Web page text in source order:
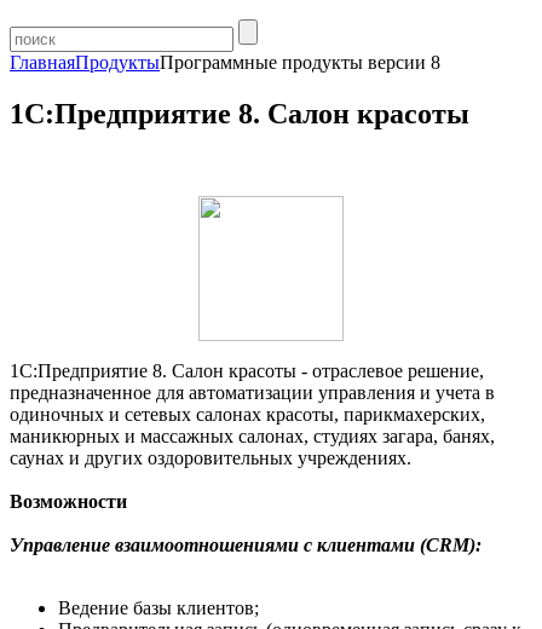
ГлавнаяПродуктыПрограммные продукты версии 8
1С:Предприятие 8. Салон красоты
1С:Предприятие 8. Салон красоты - отраслевое решение,
предназначенное для автоматизации управления и учета в
одиночных и сетевых салонах красоты, парикмахерских,
маникюрных и массажных салонах, студиях загара, банях,
саунах и других оздоровительных учреждениях.
Возможности
Управление взаимоотношениями с клиентами (CRM):
Ведение базы клиентов;